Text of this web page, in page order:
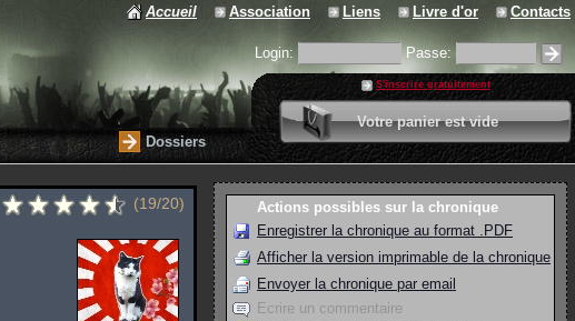
Accueil Association Liens Livre d'or Contacts
Login: Passe:
S'inscrire gratuitement
Votre panier est vide
0 article
Valider votre panier
Dossiers
(19/20)
Actions possibles sur la chronique
Enregistrer la chronique au format .PDF
Afficher la version imprimable de la chronique
Envoyer la chronique par email
Ecrire un commentaire